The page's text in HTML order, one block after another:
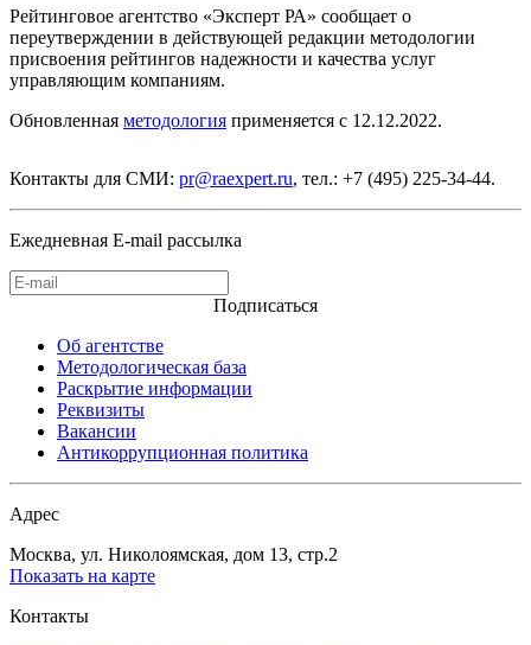
Рейтинговое агентство «Эксперт РА» сообщает о
переутверждении в действующей редакции методологии
присвоения рейтингов надежности и качества услуг
управляющим компаниям.
Обновленная методология применяется с 12.12.2022.
Контакты для СМИ: pr@raexpert.ru, тел.: +7 (495) 225-34-44.
Ежедневная E-mail рассылка
Подписаться
Об агентстве
Методологическая база
Раскрытие информации
Реквизиты
Вакансии
Антикоррупционная политика
Адрес
Москва, ул. Николоямская, дом 13, стр.2
Показать на карте
Контакты